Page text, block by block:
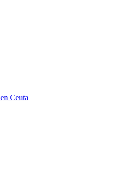
Ceuta